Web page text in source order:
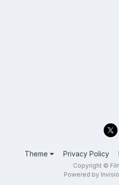
Theme Privacy Policy
Copyright ©
Powered by